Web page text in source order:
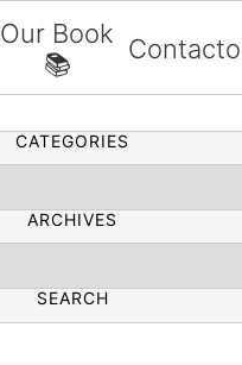
SEARCH
CATEGORIES
ARCHIVES
SEARCH
Our Book
📚
Contacto